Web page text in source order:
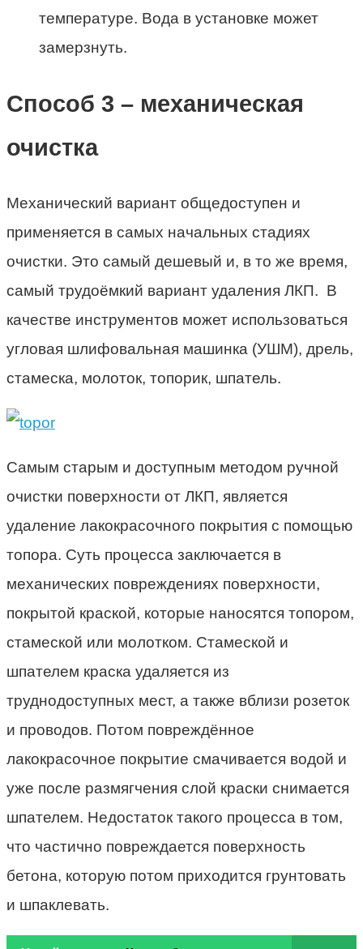
температуре. Вода в установке может
замерзнуть.
Способ 3 – механическая
очистка
Механический вариант общедоступен и
применяется в самых начальных стадиях
очистки. Это самый дешевый и, в то же время,
самый трудоёмкий вариант удаления ЛКП. В
качестве инструментов может использоваться
угловая шлифовальная машинка (УШМ), дрель,
стамеска, молоток, топорик, шпатель.
Самым старым и доступным методом ручной
очистки поверхности от ЛКП, является
удаление лакокрасочного покрытия с помощью
топора. Суть процесса заключается в
механических повреждениях поверхности,
покрытой краской, которые наносятся топором,
стамеской или молотком. Стамеской и
шпателем краска удаляется из
труднодоступных мест, а также вблизи розеток
и проводов. Потом повреждённое
лакокрасочное покрытие смачивается водой и
уже после размягчения слой краски снимается
шпателем. Недостаток такого процесса в том,
что частично повреждается поверхность
бетона, которую потом приходится грунтовать
и шпаклевать.